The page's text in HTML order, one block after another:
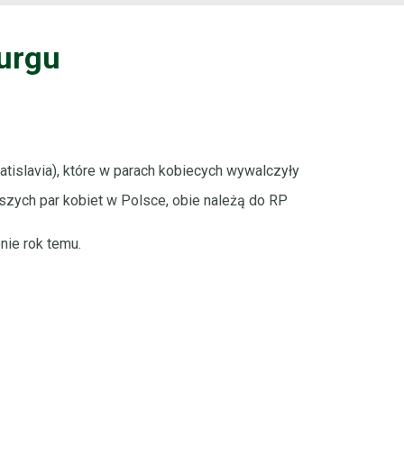
które w parach kobiecych wywalczyły
par kobiet w Polsce, obie należą do RP
rok temu.